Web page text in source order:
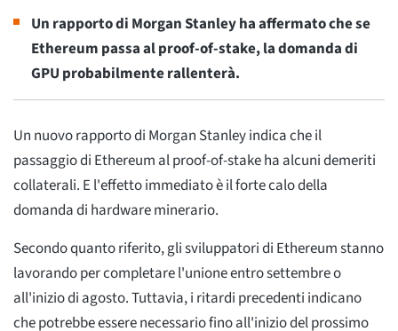
Un rapporto di Morgan Stanley ha affermato che se
Ethereum passa al proof-of-stake, la domanda di
GPU probabilmente rallenterà.
Un nuovo rapporto di Morgan Stanley indica che il
passaggio di Ethereum al proof-of-stake ha alcuni demeriti
collaterali. E l'effetto immediato è il forte calo della
domanda di hardware minerario.
Secondo quanto riferito, gli sviluppatori di Ethereum stanno
lavorando per completare l'unione entro settembre o
all'inizio di agosto. Tuttavia, i ritardi precedenti indicano
che potrebbe essere necessario fino all'inizio del prossimo